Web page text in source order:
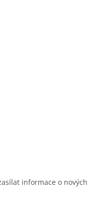
informace o nových